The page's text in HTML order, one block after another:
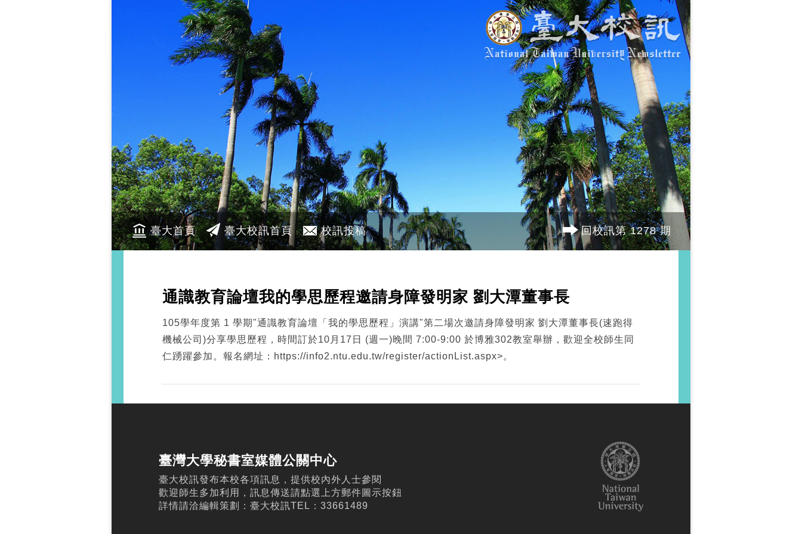
臺大首頁 臺大校訊首頁 校訊投稿 回校訊第 1278 期
通識教育論壇我的學思歷程邀請身障發明家 劉大潭董事長
105學年度第 1 學期"通識教育論壇「我的學思歷程」演講"第二場次邀請身障發明家 劉大潭董事長(速跑得
機械公司)分享學思歷程，時間訂於10月17日 (週一)晚間 7:00-9:00 於博雅302教室舉辦，歡迎全校師生同
仁踴躍參加。報名網址：https://info2.ntu.edu.tw/register/actionList.aspx>。
臺灣大學秘書室媒體公關中心
臺大校訊發布本校各項訊息，提供校內外人士參閱
歡迎師生多加利用，訊息傳送請點選上方郵件圖示按鈕
詳情請洽編輯策劃：臺大校訊TEL：33661489